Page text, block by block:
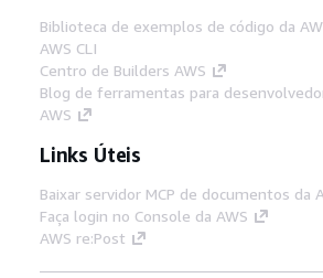
Biblioteca de exemplos de código da
AWS CLI
Centro de Builders AWS
Blog de ferramentas para
AWS
Links Úteis
Baixar servidor MCP de documentos da
Faça login no Console da AWS
AWS re:Post